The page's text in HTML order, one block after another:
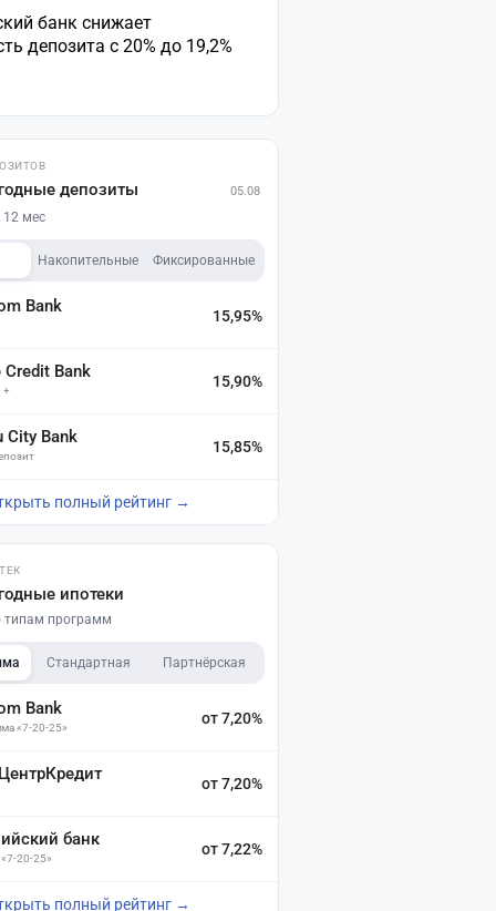
банк снижает
депозита с 20% до 19,2%
депозиты 05.08
12 мес
Накопительные Фиксированные
Bank 15,95%
Credit Bank
+
15,90%
City Bank 15,85%
полный рейтинг →
ипотеки
типам программ
Стандартная Партнёрская
Bank
«7-20-25»
от 7,20%
от 7,20%
банк
20-25»
от 7,22%
полный рейтинг →